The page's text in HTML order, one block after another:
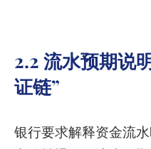
2.2 流水预期说
证链”
银行要求解释资金流